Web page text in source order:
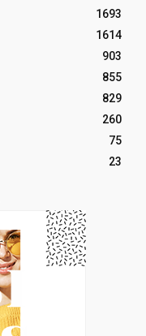
1693
1614
903
855
829
260
75
23